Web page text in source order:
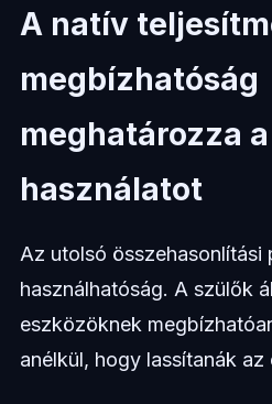
A natív
megbízhatóság
meghatározza
használatot
Az utolsó összehasonlítási
használhatóság. A szülők
eszközöknek
anélkül, hogy lassítanák